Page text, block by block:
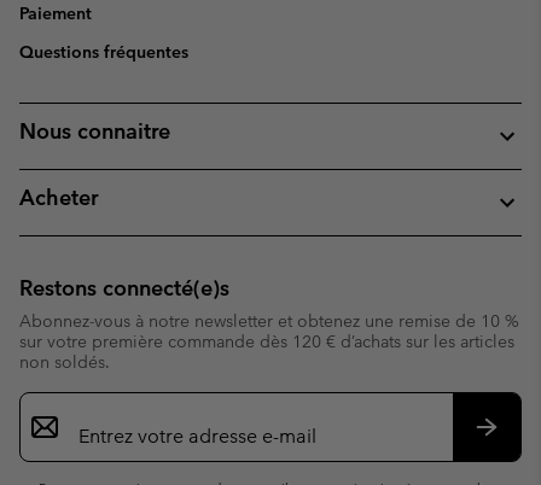
Paiement
Questions fréquentes
Nous connaitre
Acheter
Restons connecté(e)s
Abonnez-vous à notre newsletter et obtenez une remise de 10 %
sur votre première commande dès 120 € d’achats sur les articles
non soldés.
Inscription
par
e-